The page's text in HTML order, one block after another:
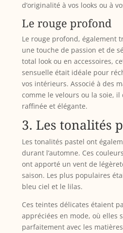
d’originalité à vos looks ou à
Le rouge profond
Le rouge profond, également
une touche de passion et de
total look ou en accessoires,
sensuelle était idéale pour
vos intérieurs. Associé à des
comme le velours ou la soie,
raffinée et élégante.
3. Les tonalités
Les tonalités pastel ont
durant l’automne. Ces
ont apporté un vent de
saison. Les plus populaires
bleu ciel et le lilas.
Ces teintes délicates étaient
appréciées en mode, où elles
parfaitement avec les